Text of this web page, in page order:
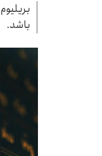
باشد.